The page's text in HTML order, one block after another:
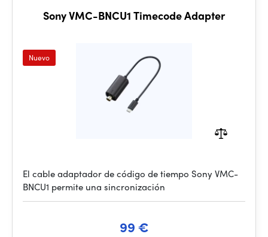
Sony VMC-BNCU1 Timecode Adapter
Nuevo
El cable adaptador de código de tiempo Sony VMC-
BNCU1 permite una sincronización
99 €